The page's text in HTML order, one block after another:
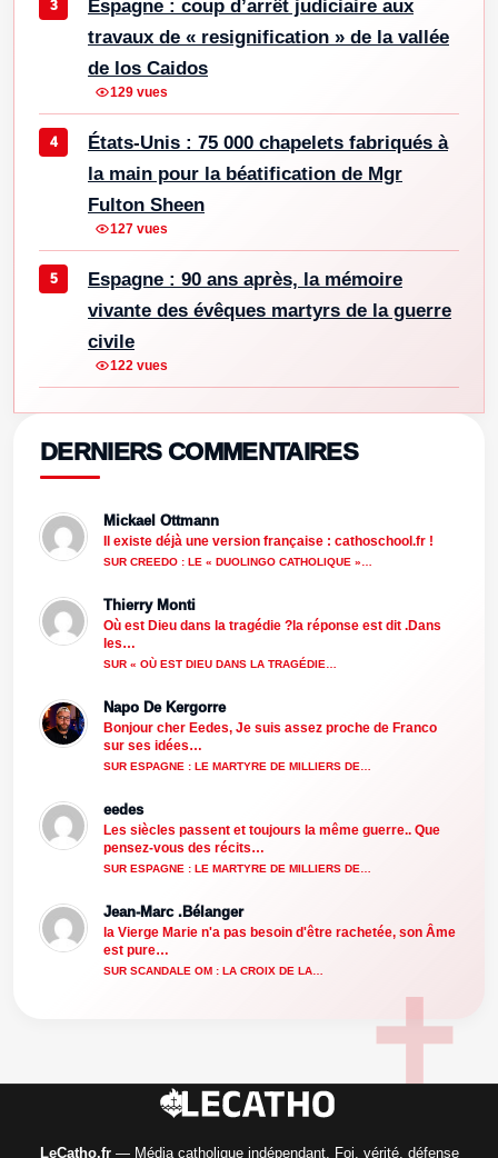
Espagne : coup d’arrêt judiciaire aux
travaux de « resignification » de la vallée
de los Caidos
129 vues
États-Unis : 75 000 chapelets fabriqués à
la main pour la béatification de Mgr
Fulton Sheen
127 vues
Espagne : 90 ans après, la mémoire
vivante des évêques martyrs de la guerre
civile
122 vues
DERNIERS COMMENTAIRES
Mickael Ottmann
Il existe déjà une version française : cathoschool.fr !
SUR CREEDO : LE « DUOLINGO CATHOLIQUE »…
Thierry Monti
Où est Dieu dans la tragédie ?la réponse est dit .Dans
les…
SUR « OÙ EST DIEU DANS LA TRAGÉDIE…
Napo De Kergorre
Bonjour cher Eedes, Je suis assez proche de Franco
sur ses idées…
SUR ESPAGNE : LE MARTYRE DE MILLIERS DE…
eedes
Les siècles passent et toujours la même guerre.. Que
pensez-vous des récits…
SUR ESPAGNE : LE MARTYRE DE MILLIERS DE…
Jean-Marc .Bélanger
la Vierge Marie n'a pas besoin d'être rachetée, son Âme
est pure…
SUR SCANDALE OM : LA CROIX DE LA…
LeCatho.fr— Média catholique indépendant. Foi, vérité, défense